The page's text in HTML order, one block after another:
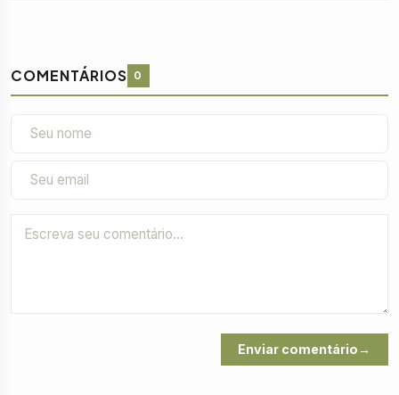
COMENTÁRIOS 0
Enviar comentário